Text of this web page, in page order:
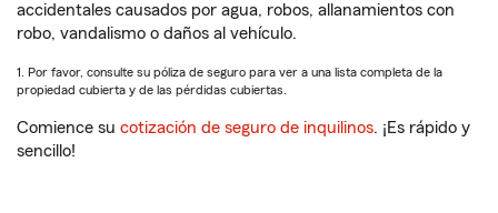
accidentales causados por agua, robos, allanamientos con
robo, vandalismo o daños al vehículo.
1. Por favor, consulte su póliza de seguro para ver a una lista completa de la
propiedad cubierta y de las pérdidas cubiertas.
Comience su cotización de seguro de inquilinos. ¡Es rápido y
sencillo!